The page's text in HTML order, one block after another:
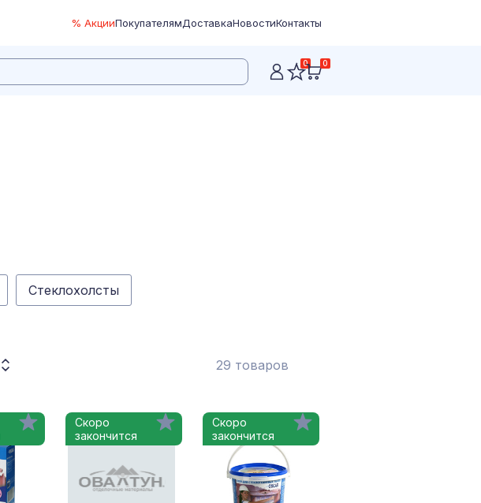
% АкцииПокупателямДоставкаНовостиКонтакты
0 0
Стеклохолсты
29 товаров
Скоро
закончится
Скоро
закончится